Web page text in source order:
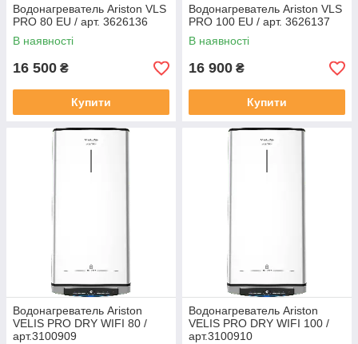
Водонагреватель Ariston VLS
PRO 80 EU / арт. 3626136
В наявності
16 500 ₴
Купити
Водонагреватель Ariston VLS
PRO 100 EU / арт. 3626137
В наявності
16 900 ₴
Купити
Водонагреватель Ariston
VELIS PRO DRY WIFI 80 /
арт.3100909
Водонагреватель Ariston
VELIS PRO DRY WIFI 100 /
арт.3100910